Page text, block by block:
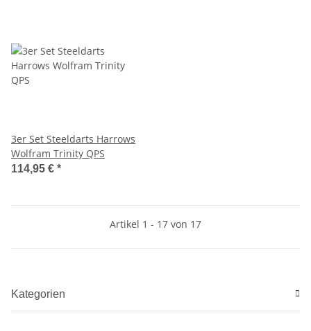
3er Set Steeldarts Harrows
Wolfram Trinity QPS
114,95 € *
Artikel 1 - 17 von 17
Kategorien